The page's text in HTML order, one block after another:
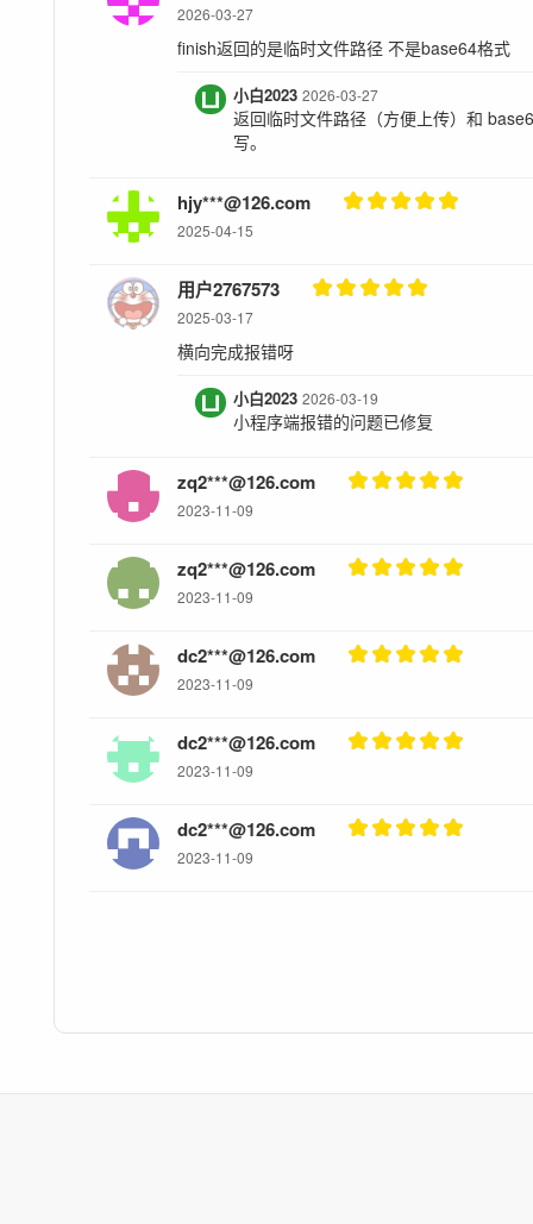
2026-03-27
finish返回的是临时文件路径 不是base64格式
小白20232026-03-27
返回临时文件路径（方便上传）和
写。
hjy***@126.com
2025-04-15
用户2767573
2025-03-17
横向完成报错呀
小白20232026-03-19
小程序端报错的问题已修复
zq2***@126.com
2023-11-09
zq2***@126.com
2023-11-09
dc2***@126.com
2023-11-09
dc2***@126.com
2023-11-09
dc2***@126.com
2023-11-09